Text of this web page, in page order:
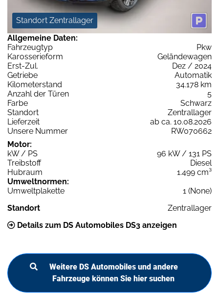
Standort Zentrallager
Allgemeine Daten:
Fahrzeugtyp
Pkw
Karosserieform
Geländewagen
Erst-Zul.
Dez / 2024
Getriebe
Automatik
Kilometerstand
34.178 km
Anzahl der Türen
5
Farbe
Schwarz
Standort
Zentrallager
Lieferzeit
ab ca. 10.08.2026
Unsere Nummer
RW070662
Motor:
kW / PS
96 kW / 131 PS
Treibstoff
Diesel
Hubraum
1.499 cm³
Umweltnormen:
Umweltplakette
1 (None)
Standort
Zentrallager
Details zum DS Automobiles DS3 anzeigen
Weitere DS Automobiles und andere
Fahrzeuge können Sie hier suchen